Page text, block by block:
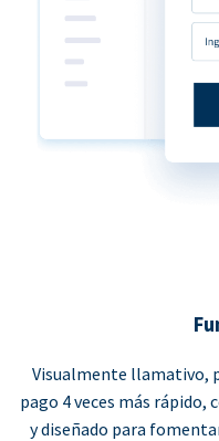
Visualmente llamativo,
pago 4 veces más
y diseñado para